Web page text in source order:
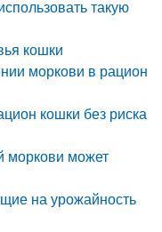
такую
кошки
моркови в рацион
кошки без риска
моркови может
на урожайность